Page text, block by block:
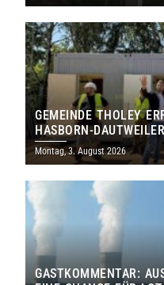
GEMEINDE THOLEY
HASBORN-
MILLIONEN EURO
Montag, 3. August 2026
GASTKOMMENTAR: